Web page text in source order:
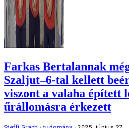
Farkas Bertalannak
Szaljut–6-tal kellett
viszont a valaha épített
űrállomásra érkezett